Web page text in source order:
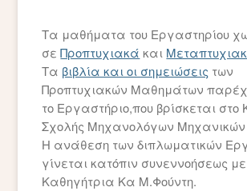
Τα μαθήματα του Εργαστηρίου
σεΠροπτυχιακά και
Τα βιβλία και οι σημειώσεις των
Προπτυχιακών Μαθημάτων
το Εργαστήριο,που βρίσκεται στο
Σχολής Μηχανολόγων
Η ανάθεση των διπλωματικών
γίνεται κατόπιν συνεννοήσεως
Καθηγήτρια Κα Μ.Φούντη.